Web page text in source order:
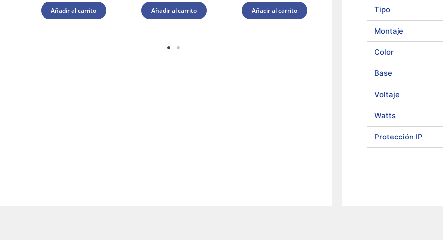
Añadir al carrito Añadir al carrito Añadir al carrito Añadir al carrito
Tipo
Montaje
Color
Base
Voltaje
Watts
Protección IP